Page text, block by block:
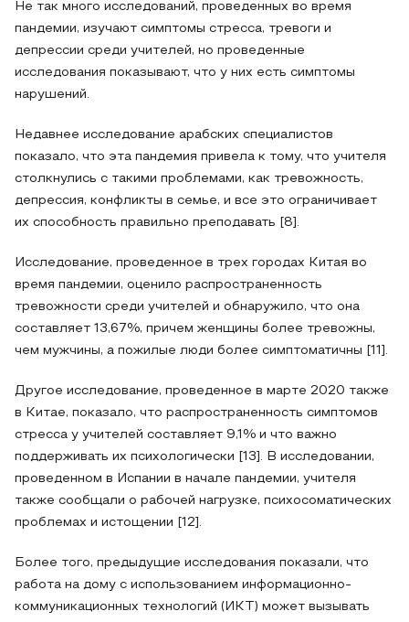
Не так много исследований, проведенных во время
пандемии, изучают симптомы стресса, тревоги и
депрессии среди учителей, но проведенные
исследования показывают, что у них есть симптомы
нарушений.
Недавнее исследование арабских специалистов
показало, что эта пандемия привела к тому, что учителя
столкнулись с такими проблемами, как тревожность,
депрессия, конфликты в семье, и все это ограничивает
их способность правильно преподавать [8].
Исследование, проведенное в трех городах Китая во
время пандемии, оценило распространенность
тревожности среди учителей и обнаружило, что она
составляет 13,67%, причем женщины более тревожны,
чем мужчины, а пожилые люди более симптоматичны [11].
Другое исследование, проведенное в марте 2020 также
в Китае, показало, что распространенность симптомов
стресса у учителей составляет 9,1% и что важно
поддерживать их психологически [13]. В исследовании,
проведенном в Испании в начале пандемии, учителя
также сообщали о рабочей нагрузке, психосоматических
проблемах и истощении [12].
Более того, предыдущие исследования показали, что
работа на дому с использованием информационно-
коммуникационных технологий (ИКТ) может вызывать